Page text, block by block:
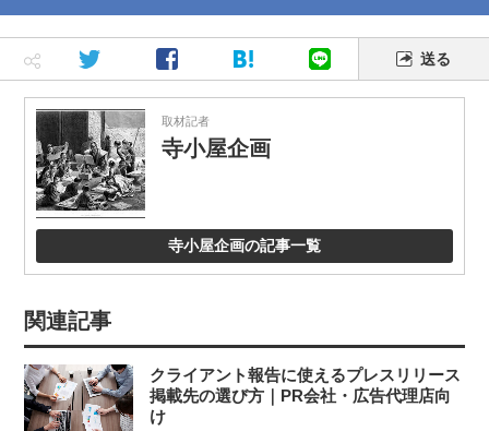
送る
取材記者
寺小屋企画
寺小屋企画の記事一覧
関連記事
クライアント報告に使えるプレスリリース
掲載先の選び方｜PR会社・広告代理店向
け